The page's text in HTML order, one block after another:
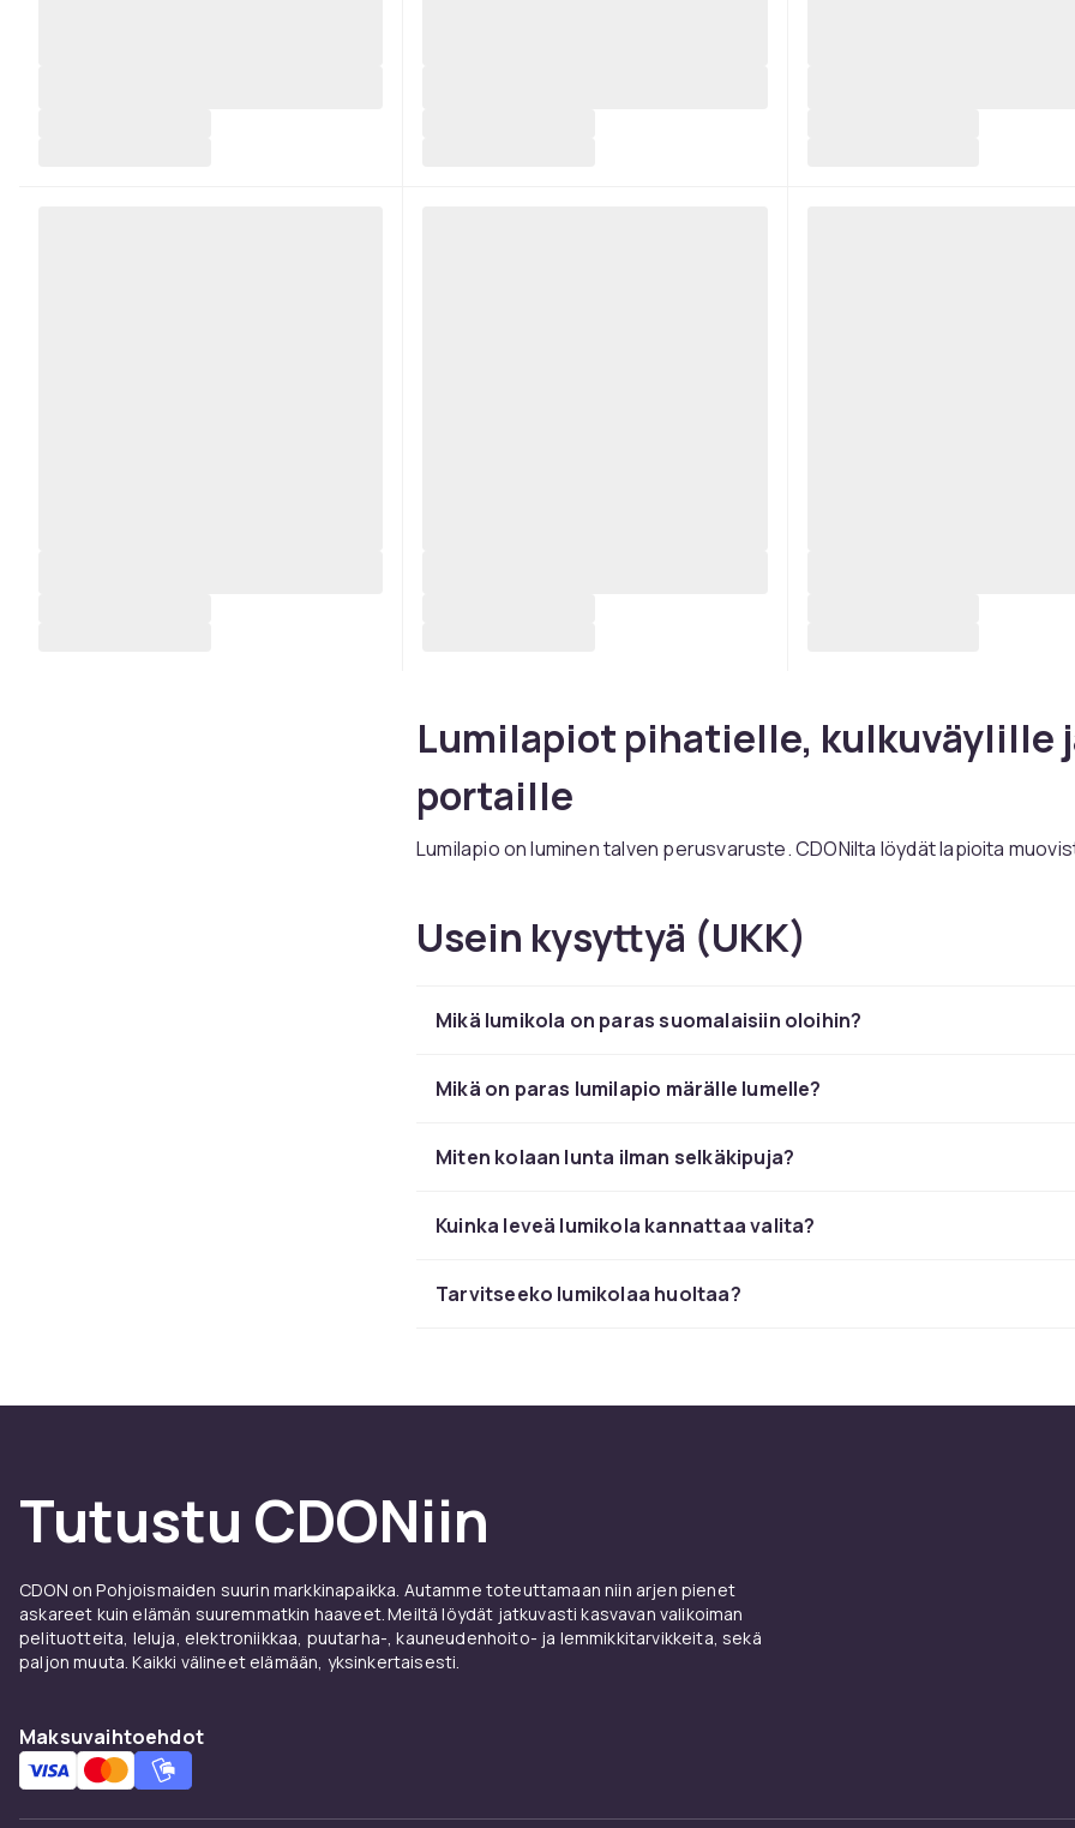
Lumilapiot pihatielle, kulkuväylille
portaille
Lumilapio on luminen talven perusvaruste. CDONilta löydät lapioita
Valitse materiaali lumityypin
painoa. Teräs selviää raskaimmasta märkälumesta ja jääsekaisesta
Ergonomia ja varsi
mukaan välttääksesi tarpeetonta kumartumista.
Osta lumilapio CDONilta
Useita kokoja ja materiaaleja tunnetuilta merkeiltä.
Osta lumilapiot CDONilta
Hos CDON saat lumilapiot sekä yksityiskäyttöön että
Valikoima kattaa perusmallit, alumiinirunkoiset ja sähkökäyttöiset
Usein kysyttyä (UKK)
Mikä lumikola on paras suomalaisiin oloihin?
Mikä on paras lumilapio märälle lumelle?
Miten kolaan lunta ilman selkäkipuja?
Kuinka leveä lumikola kannattaa valita?
Tarvitseeko lumikolaa huoltaa?
Tutustu CDONiin
CDON on Pohjoismaiden suurin markkinapaikka. Autamme toteuttamaan niin arjen pienet
askareet kuin elämän suuremmatkin haaveet. Meiltä löydät jatkuvasti kasvavan valikoiman
pelituotteita, leluja, elektroniikkaa, puutarha-, kauneudenhoito- ja lemmikkitarvikkeita, sekä
paljon muuta. Kaikki välineet elämään, yksinkertaisesti.
Maksuvaihtoehdot